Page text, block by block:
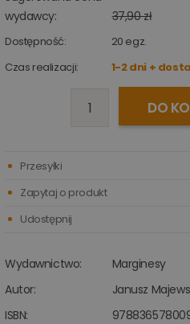
wydawcy:
37,90 zł
Dostępność: 20 egz.
Czas realizacji:
1-2 dni +
DO
Wydawnictwo:
Marginesy
Autor:
Janusz
ISBN:
Przesyłki
Zapytaj o produkt
Udostępnij